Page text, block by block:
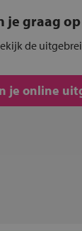
je graag
de
je online